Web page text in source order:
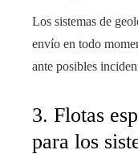
Los sistemas de
envío en todo
ante posibles
3. Flotas
para los